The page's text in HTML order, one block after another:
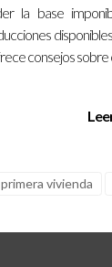
la base
consejos
vivienda